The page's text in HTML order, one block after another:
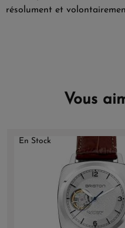
résolument et
Vous
En Stock